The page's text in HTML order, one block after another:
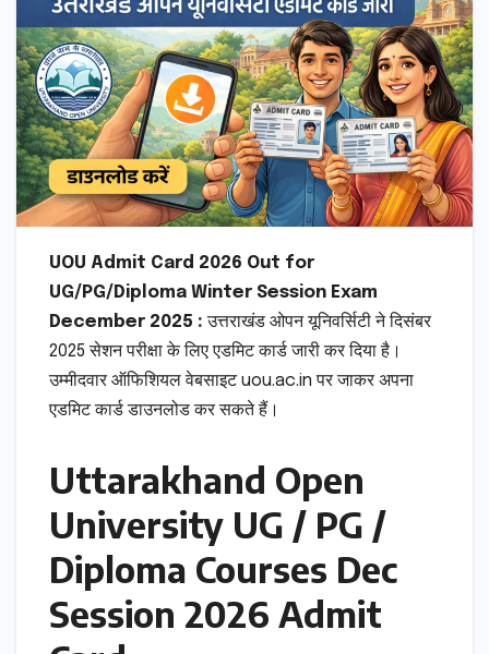
UOU Admit Card 2026 Out for
UG/PG/Diploma Winter Session Exam
December 2025 :उत्तराखंड ओपन यूनिवर्सिटी ने दिसंबर
2025 सेशन परीक्षा के लिए एडमिट कार्ड जारी कर दिया है।
उम्मीदवार ऑफिशियल वेबसाइट uou.ac.in पर जाकर अपना
एडमिट कार्ड डाउनलोड कर सकते हैं।
Uttarakhand Open
University UG / PG /
Diploma Courses Dec
Session 2026 Admit